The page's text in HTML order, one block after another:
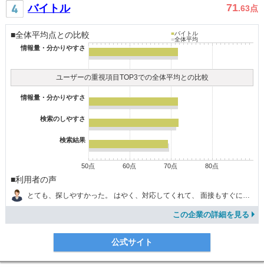
バイトル 71.63点
■全体平均点との比較 ■バイトル
■全体平均
情報量・分かりやすさ
ユーザーの重視項目TOP3での全体平均との比較
情報量・分かりやすさ
検索のしやすさ
検索結果
50点 60点 70点 80点
■利用者の声
この企業の詳細を見る
公式サイト